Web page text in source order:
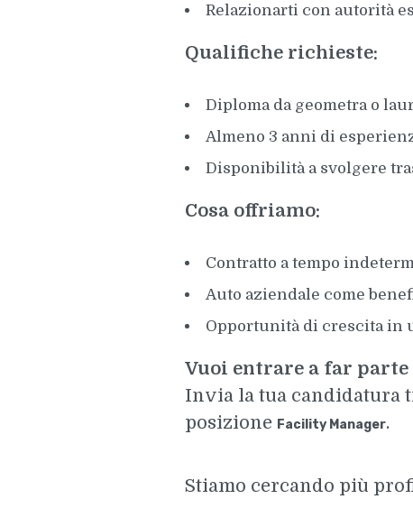
Relazionarti con autorità
Qualifiche richieste:
Diploma da geometra o
Almeno 3 anni di
Disponibilità a svolgere
Cosa offriamo:
Contratto a tempo
Auto aziendale come
Opportunità di crescita in
Vuoi entrare a far
Invia la tua candidatura
posizione Facility Manager.
Stiamo cercando più